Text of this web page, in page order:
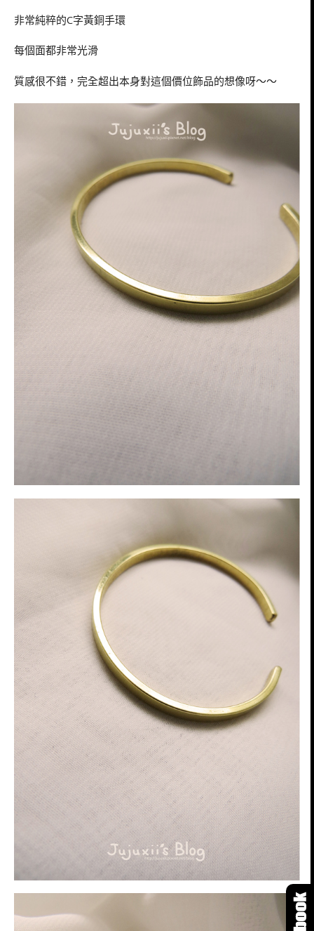
非常純粹的C字黃銅手環
每個面都非常光滑
質感很不錯，完全超出本身對這個價位飾品的想像呀～～